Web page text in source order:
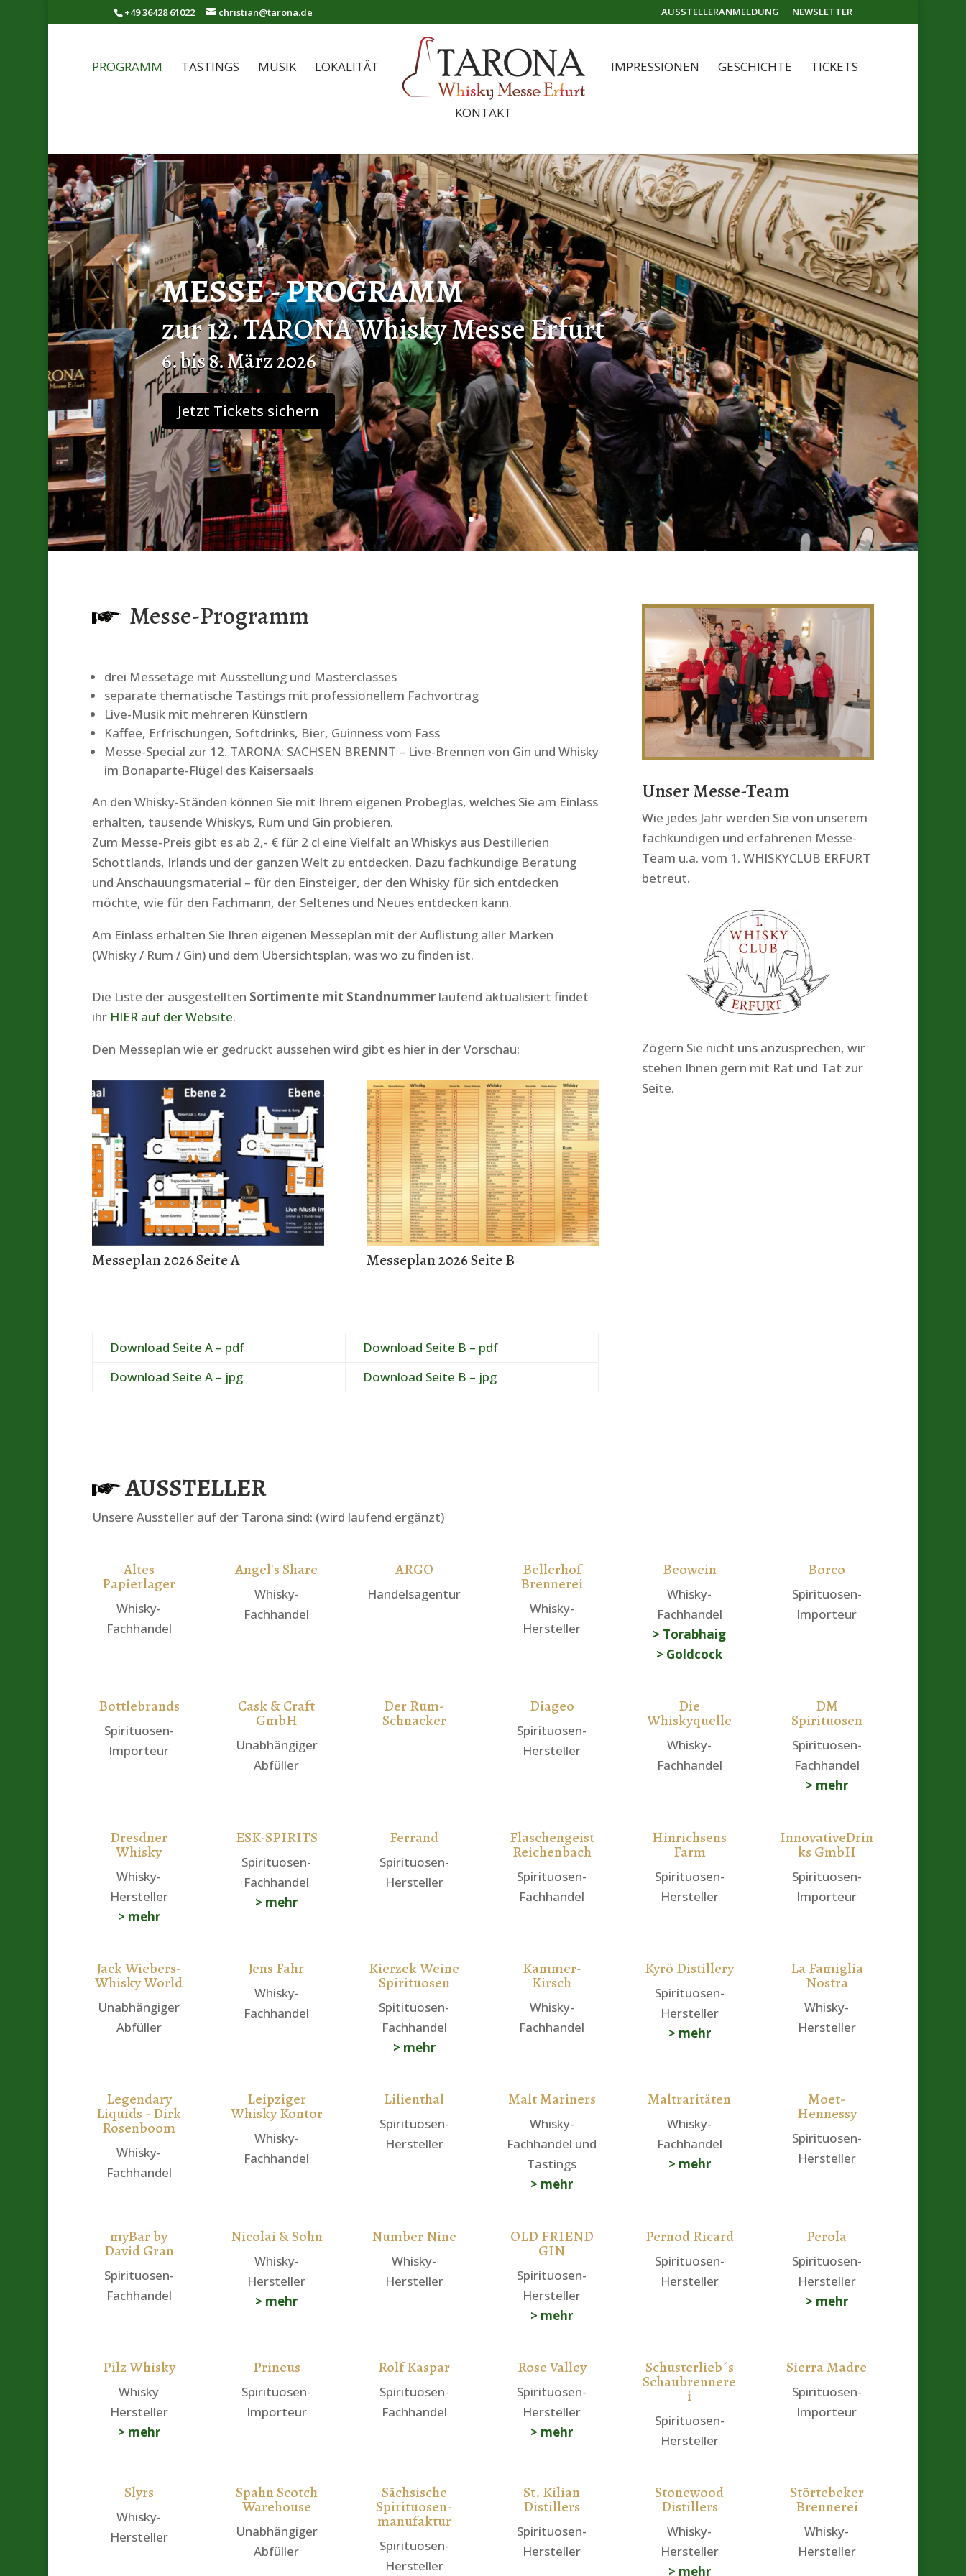
+49 36428 61022 christian@tarona.de AUSSTELLERANMELDUNG NEWSLETTER
PROGRAMM TASTINGS MUSIK LOKALITÄT IMPRESSIONEN GESCHICHTE TICKETS
KONTAKT
MALt & MUSIk
Genießen Sie die Kombination von Whisky und Musik
Mehr erfahren
Messe-Programm
drei Messetage mit Ausstellung und Masterclasses
separate thematische Tastings mit professionellem Fachvortrag
Live-Musik mit mehreren Künstlern
Kaffee, Erfrischungen, Softdrinks, Bier, Guinness vom Fass
Messe-Special zur 12. TARONA: SACHSEN BRENNT – Live-Brennen von Gin und Whisky
im Bonaparte-Flügel des Kaisersaals
An den Whisky-Ständen können Sie mit Ihrem eigenen Probeglas, welches Sie am Einlass
erhalten, tausende Whiskys, Rum und Gin probieren.
Zum Messe-Preis gibt es ab 2,- € für 2 cl eine Vielfalt an Whiskys aus Destillerien
Schottlands, Irlands und der ganzen Welt zu entdecken. Dazu fachkundige Beratung
und Anschauungsmaterial – für den Einsteiger, der den Whisky für sich entdecken
möchte, wie für den Fachmann, der Seltenes und Neues entdecken kann.
Am Einlass erhalten Sie Ihren eigenen Messeplan mit der Auflistung aller Marken
(Whisky / Rum / Gin) und dem Übersichtsplan, was wo zu finden ist.
Die Liste der ausgestellten Sortimente mit Standnummerlaufend aktualisiert findet
ihr HIER auf der Website.
Den Messeplan wie er gedruckt aussehen wird gibt es hier in der Vorschau:
Messeplan 2026 Seite A Messeplan 2026 Seite B
Download Seite A – pdf
Download Seite B – pdf
Download Seite A – jpg
Download Seite B – jpg
Unser Messe-Team
Wie jedes Jahr werden Sie von unserem
fachkundigen und erfahrenen Messe-
Team u.a. vom 1. WHISKYCLUB ERFURT
betreut.
Zögern Sie nicht uns anzusprechen, wir
stehen Ihnen gern mit Rat und Tat zur
Seite.
AUSSTELLER
Unsere Aussteller auf der Tarona sind: (wird laufend ergänzt)
Altes
Papierlager
Whisky-
Fachhandel
Angel's Share
Whisky-
Fachhandel
ARGO
Handelsagentur
Bellerhof
Brennerei
Whisky-
Hersteller
Beowein
Whisky-
Fachhandel
> Torabhaig
> Goldcock
Borco
Spirituosen-
Importeur
Bottlebrands
Spirituosen-
Importeur
Cask & Craft
GmbH
Unabhängiger
Abfüller
Der Rum-
Schnacker
Diageo
Spirituosen-
Hersteller
Die
Whiskyquelle
Whisky-
Fachhandel
DM
Spirituosen
Spirituosen-
Fachhandel
> mehr
Dresdner
Whisky
Whisky-
Hersteller
> mehr
ESK-SPIRITS
Spirituosen-
Fachhandel
> mehr
Ferrand
Spirituosen-
Hersteller
Flaschengeist
Reichenbach
Spirituosen-
Fachhandel
Hinrichsens
Farm
Spirituosen-
Hersteller
InnovativeDrin
ks GmbH
Spirituosen-
Importeur
Jack Wiebers-
Whisky World
Unabhängiger
Abfüller
Jens Fahr
Whisky-
Fachhandel
Kierzek Weine
Spirituosen
Spitituosen-
Fachhandel
> mehr
Kammer-
Kirsch
Whisky-
Fachhandel
Kyrö Distillery
Spirituosen-
Hersteller
> mehr
La Famiglia
Nostra
Whisky-
Hersteller
Legendary
Liquids - Dirk
Rosenboom
Whisky-
Fachhandel
Leipziger
Whisky Kontor
Whisky-
Fachhandel
Lilienthal
Spirituosen-
Hersteller
Malt Mariners
Whisky-
Fachhandel und
Tastings
> mehr
Maltraritäten
Whisky-
Fachhandel
> mehr
Moet-
Hennessy
Spirituosen-
Hersteller
myBar by
David Gran
Spirituosen-
Fachhandel
Nicolai & Sohn
Whisky-
Hersteller
> mehr
Number Nine
Whisky-
Hersteller
OLD FRIEND
GIN
Spirituosen-
Hersteller
> mehr
Pernod Ricard
Spirituosen-
Hersteller
Perola
Spirituosen-
Hersteller
> mehr
Pilz Whisky
Whisky
Hersteller
> mehr
Prineus
Spirituosen-
Importeur
Rolf Kaspar
Spirituosen-
Fachhandel
Rose Valley
Spirituosen-
Hersteller
> mehr
Schusterlieb´s
Schaubrennere
i
Spirituosen-
Hersteller
Sierra Madre
Spirituosen-
Importeur
Slyrs
Whisky-
Hersteller
Spahn Scotch
Warehouse
Unabhängiger
Abfüller
Sächsische
Spirituosen-
manufaktur
Spirituosen-
Hersteller
St. Kilian
Distillers
Spirituosen-
Hersteller
Stonewood
Distillers
Whisky-
Hersteller
> mehr
Störtebeker
Brennerei
Whisky-
Hersteller